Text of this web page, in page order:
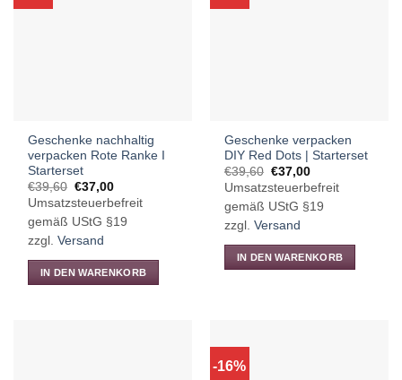
auf.
gewählt
werden
Geschenke nachhaltig
verpacken Rote Ranke I
Starterset
€39,60 Ursprünglicher
Preis
war:
€39,60
€37,00Aktueller
Preis
ist:
€37,00.
Umsatzsteuerbefreit
gemäß UStG §19
zzgl.Versand
IN DEN WARENKORB
Geschenke verpacken
DIY Red Dots | Starterset
€39,60 Ursprünglicher
Preis
war:
€39,60
€37,00Aktueller
Preis
ist:
€37,00.
Umsatzsteuerbefreit
gemäß UStG §19
zzgl.Versand
IN DEN WARENKORB
-16%